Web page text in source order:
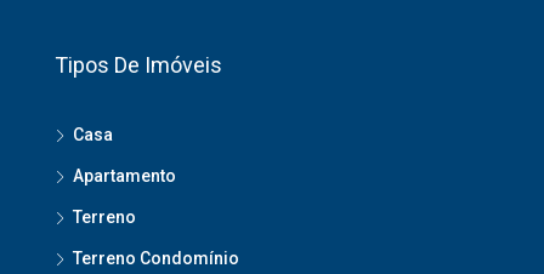
Tipos De Imóveis
Casa
Apartamento
Terreno
Terreno Condomínio